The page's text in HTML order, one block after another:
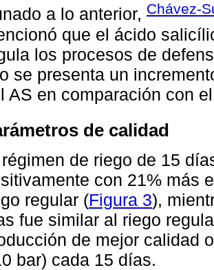
a lo anterior, Chávez-
que el ácido
los procesos de
se presenta un
AS en comparación con
de calidad
de riego de 15
con 21% más
regular (Figura 3),
fue similar al riego
de mejor calidad
bar) cada 15 días.